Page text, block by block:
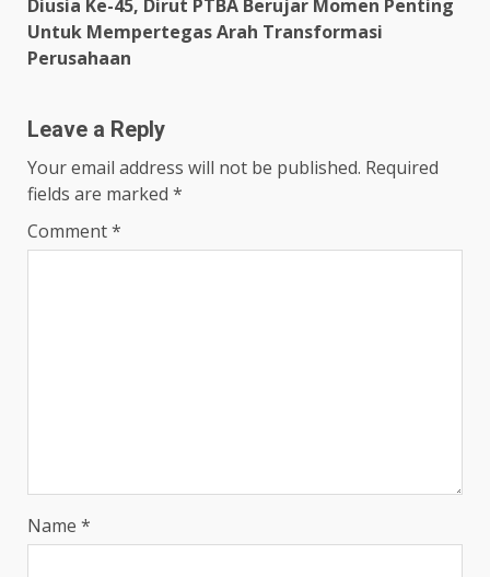
Diusia Ke-45, Dirut PTBA Berujar Momen Penting
Untuk Mempertegas Arah Transformasi
Perusahaan
Leave a Reply
Your email address will not be published. Required
fields are marked *
Comment*
Name *